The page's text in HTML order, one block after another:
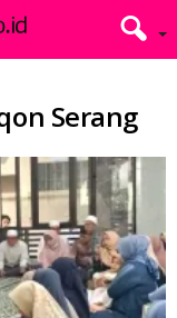
Serang